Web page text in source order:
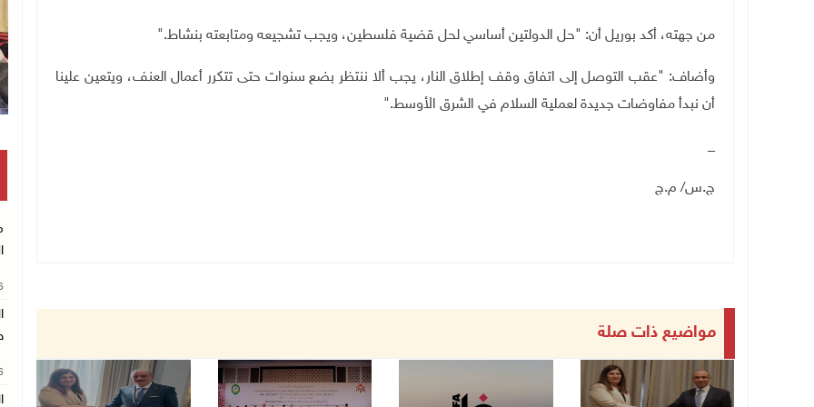
من جهته، أكد بوريل أن: "حل الدولتين أساسي لحل قضية فلسطين، ويجب تشجيعه ومتابعته بنشاط".
وأضاف: "عقب التوصل إلى اتفاق وقف إطلاق النار، يجب ألا ننتظر بضع سنوات حتى تتكرر أعمال العنف، ويتعين علينا
أن نبدأ مفاوضات جديدة لعملية السلام في الشرق الأوسط".
_
ج.س/ م.ج
مواضيع ذات صلة